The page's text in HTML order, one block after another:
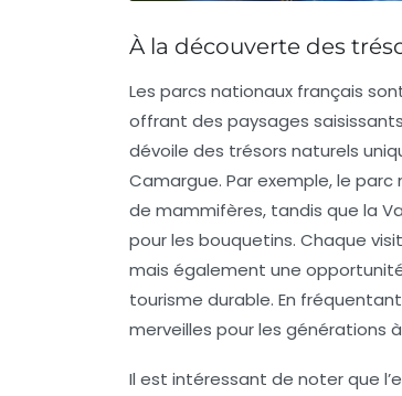
À la découverte des
Les parcs nationaux français
offrant des paysages
dévoile des trésors naturels
Camargue. Par exemple, le
de mammifères, tandis que la
pour les bouquetins. Chaque
mais également une
tourisme durable. En
merveilles pour les générations
Il est intéressant de noter que